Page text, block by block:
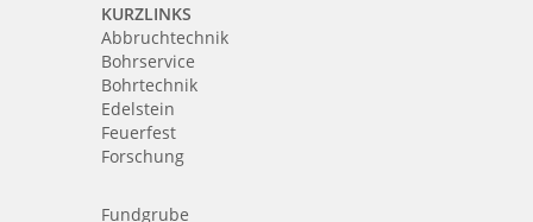
KURZLINKS
Abbruchtechnik
Bohrservice
Bohrtechnik
Edelstein
Feuerfest
Forschung
Fundgrube